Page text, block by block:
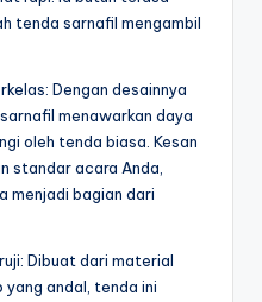
tenda sarnafil mengambil
Dengan desainnya
menawarkan daya
oleh tenda biasa. Kesan
standar acara Anda,
menjadi bagian dari
Dibuat dari material
yang andal, tenda ini